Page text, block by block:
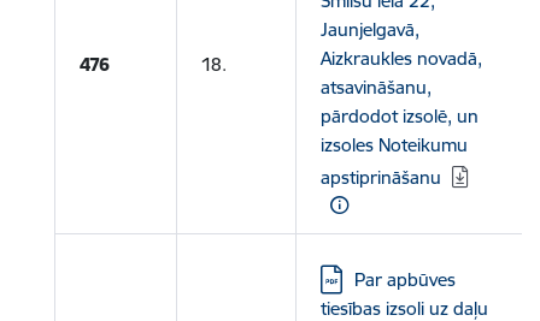
476 18.
Jaunjelgavā,
Aizkraukles novadā,
atsavināšanu,
pārdodot izsolē, un
izsoles Noteikumu
apstiprināšanu
Lejupielādēt:
Par apbūves
tiesības izsoli uz daļu